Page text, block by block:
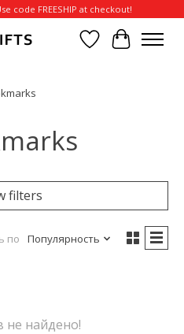
code FREESHIP at checkout!
Отложенные
Корзина
filters
по Популярность
не найдено!